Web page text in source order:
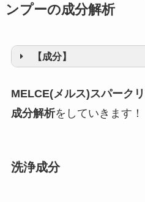
ンプーの成分解析
【成分】
MELCE(メルス)スパーク
成分解析をしていきます！
洗浄成分